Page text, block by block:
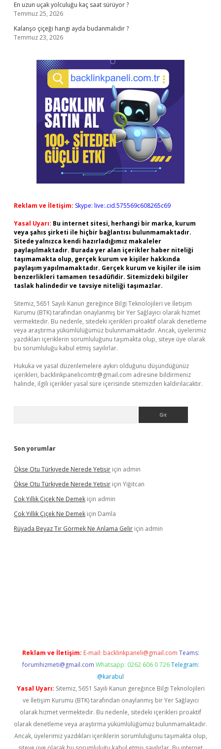
En uzun uçak yolculuğu kaç saat sürüyor ?
Temmuz 25, 2026
Kalanşo çiçeği hangi ayda budanmalıdır ?
Temmuz 23, 2026
Reklam ve İletişim: Skype: live:.cid.575569c608265c69
Yasal Uyarı: Bu internet sitesi, herhangi bir marka, kurum
veya şahıs şirketi ile hiçbir bağlantısı bulunmamaktadır.
Sitede yalnızca kendi hazırladığımız makaleler
paylaşılmaktadır. Burada yer alan içerikler haber niteliği
taşımamakta olup, gerçek kurum ve kişiler hakkında
paylaşım yapılmamaktadır. Gerçek kurum ve kişiler ile isim
benzerlikleri tamamen tesadüfidir. Sitemizdeki bilgiler
taslak halindedir ve tavsiye niteliği taşımazlar.
Sitemiz, 5651 Sayılı Kanun gereğince Bilgi Teknolojileri ve İletişim
Kurumu (BTK) tarafından onaylanmış bir Yer Sağlayıcı olarak hizmet
vermektedir. Bu nedenle, sitedeki içerikleri proaktif olarak denetleme
veya araştırma yükümlülüğümüz bulunmamaktadır. Ancak, üyelerimiz
yazdıkları içeriklerin sorumluluğunu taşımakta olup, siteye üye olarak
bu sorumluluğu kabul etmiş sayılırlar.
Hukuka ve yasal düzenlemelere aykırı olduğunu düşündüğünüz
içerikleri, backlinkpanelicomtr@gmail.com adresine bildirmeniz
halinde, ilgili içerikler yasal süre içerisinde sitemizden kaldırılacaktır.
Son yorumlar
Ökse Otu Türkiyede Nerede Yetişir için admin
Ökse Otu Türkiyede Nerede Yetişir için Yiğitcan
Çok Yıllık Çiçek Ne Demek için admin
Çok Yıllık Çiçek Ne Demek için Damla
Rüyada Beyaz Tır Görmek Ne Anlama Gelir için admin
Reklam ve İletişim: E-mail: backlinkpaneli@gmail.com Teams:
forumhizmeti@gmail.com Whatsapp: 0262 606 0 726 Telegram:
@karabul
Yasal Uyarı: Sitemiz, 5651 Sayılı Kanun gereğince Bilgi Teknolojileri
ve İletişim Kurumu (BTK) tarafından onaylanmış bir Yer Sağlayıcı
olarak hizmet vermektedir. Bu nedenle, sitedeki içerikleri proaktif
olarak denetleme veya araştırma yükümlülüğümüz bulunmamaktadır.
Ancak, üyelerimiz yazdıkları içeriklerin sorumluluğunu taşımakta olup,